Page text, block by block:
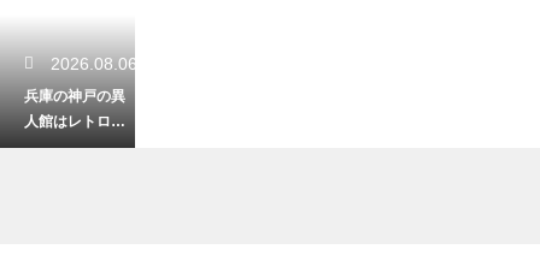
2026.08.06
兵庫の神戸の異
人館はレトロな
着物が似合う！